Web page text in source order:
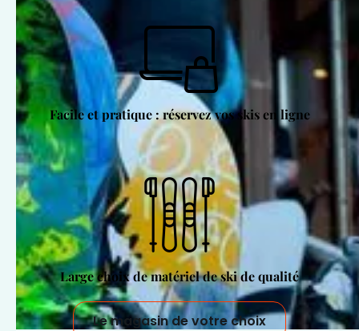
Facile et pratique : réservez vos skis en ligne
Large choix de matériel de ski de qualité
Le magasin de votre choix